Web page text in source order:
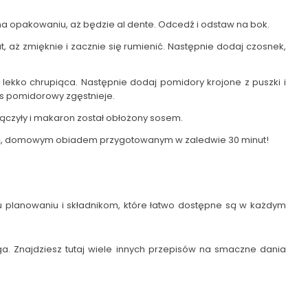
opakowaniu, aż będzie al dente. Odcedź i odstaw na bok.
zmięknie i zacznie się rumienić. Następnie dodaj czosnek,
chrupiąca. Następnie dodaj pomidory krojone z puszki i
pomidorowy zgęstnieje.
i makaron został obłożony sosem.
domowym obiadem przygotowanym w zaledwie 30 minut!
i składnikom, które łatwo dostępne są w każdym
Znajdziesz tutaj wiele innych przepisów na smaczne dania